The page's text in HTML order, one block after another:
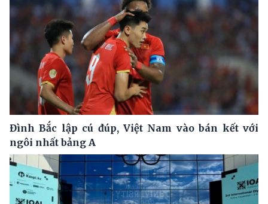
Đình Bắc lập cú đúp, Việt Nam vào bán kết với
ngôi nhất bảng A